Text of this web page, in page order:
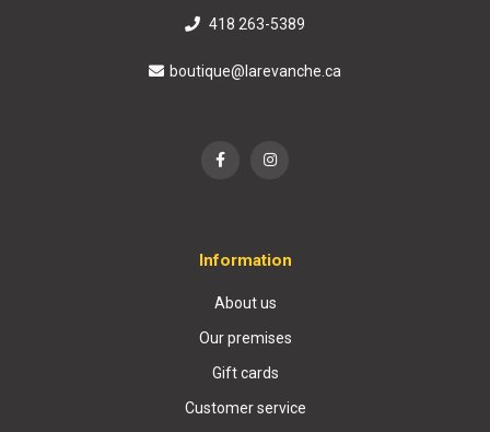
418 263-5389
boutique@larevanche.ca
Information
About us
Our premises
Gift cards
Customer service